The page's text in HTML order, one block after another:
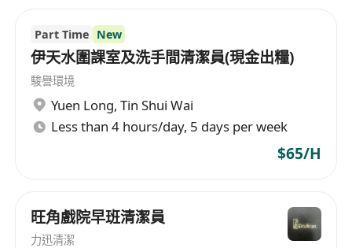
Part Time New
伊天水圍課室及洗手間清潔員(現金出糧)
駿譽環境
Yuen Long, Tin Shui Wai
Less than 4 hours/day, 5 days per week
$65/H
旺角戲院早班清潔員
力迅清潔